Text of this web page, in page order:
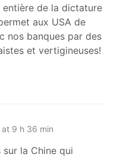
de la dictature
aux USA de
nos banques par des
et vertigineuses!
9 h 36 min
la Chine qui